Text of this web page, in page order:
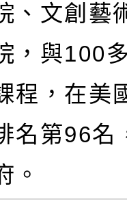
、文創藝
，與100
程，在美
名第96名
。